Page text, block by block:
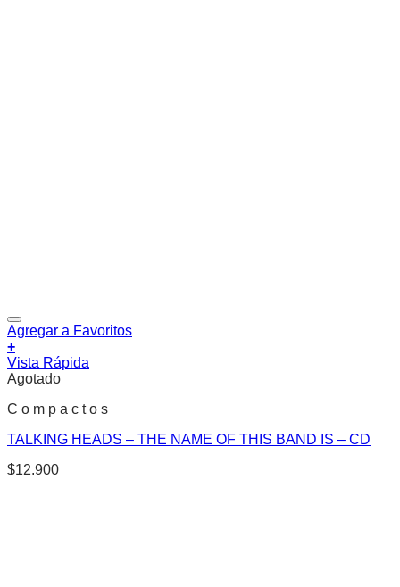
Agregar a Favoritos
+
Vista Rápida
Agotado
C o m p a c t o s
TALKING HEADS – THE NAME OF THIS BAND IS – CD
$12.900